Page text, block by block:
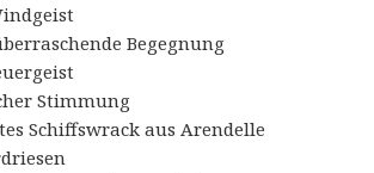
Begegnung
Stimmung
Schiffswrack aus Arendelle